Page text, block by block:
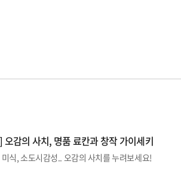
감의 사치, 명품 료칸과 창작 가이세키
식, 소도시감성.. 오감의 사치를 누려보세요!